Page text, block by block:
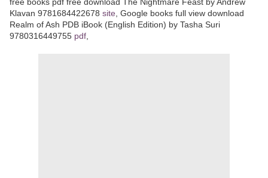
Klavan 9781684422678 site , Google books full view download
Realm of Ash PDB iBook (English Edition) by Tasha Suri
9780316449755 pdf